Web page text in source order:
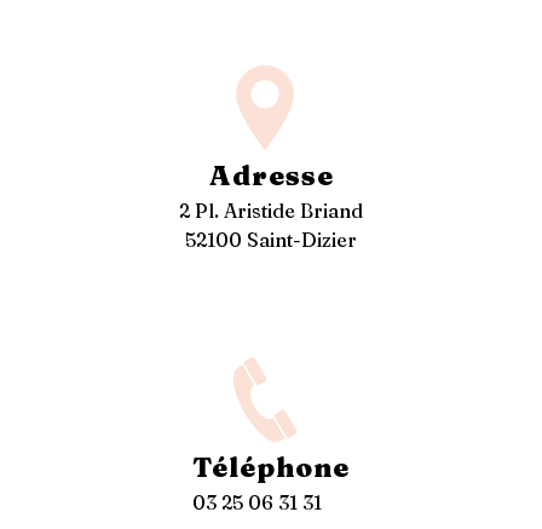
Adresse
2 Pl. Aristide Briand
52100 Saint-Dizier
Téléphone
03 25 06 31 31